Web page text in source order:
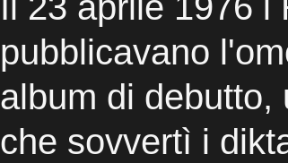
pubblicavano
album di debutto,
che sovvertì i